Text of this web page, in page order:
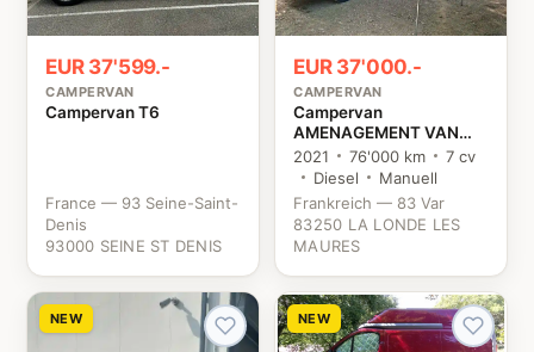
EUR 37'599.-
CAMPERVAN
Campervan T6
France — 93 Seine-Saint-
Denis
93000 SEINE ST DENIS
EUR 37'000.-
CAMPERVAN
Campervan
AMENAGEMENT VAN
MANIA KIT NORD
TRAFIC 3 Renault
2021 76'000 km
7 cv
Diesel
Manuell
Frankreich — 83 Var
83250 LA LONDE LES
MAURES
NEW NEW